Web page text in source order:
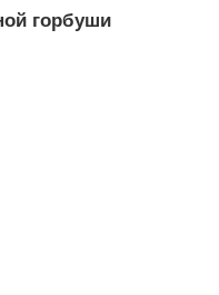
горбуши